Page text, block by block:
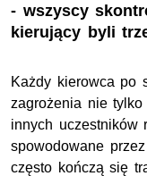
- wszyscy
kierujący byli
Każdy kierowca po
zagrożenia nie
innych uczestników
spowodowane
często kończą się